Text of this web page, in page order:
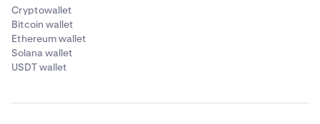
Cryptowallet
Bitcoin wallet
Ethereum wallet
Solana wallet
USDT wallet